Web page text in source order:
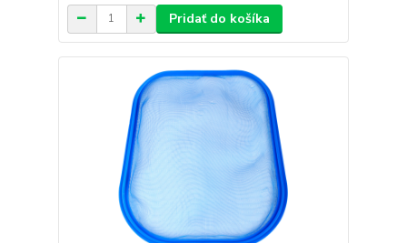
Pridať do košíka